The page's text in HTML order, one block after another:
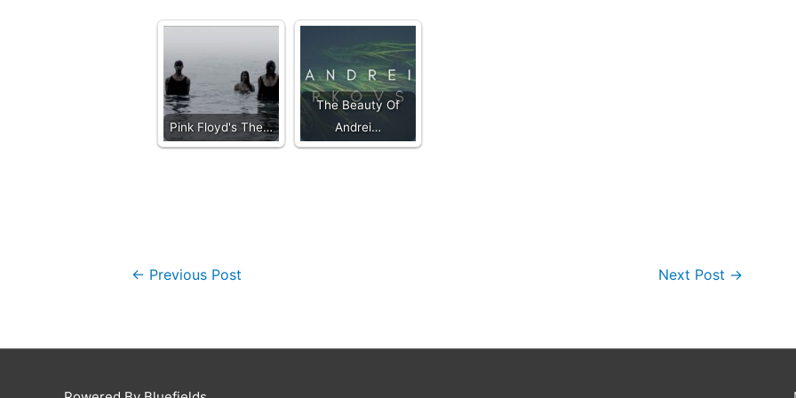
Pink Floyd's The…
The Beauty Of
Andrei…
← Previous Post Next Post →